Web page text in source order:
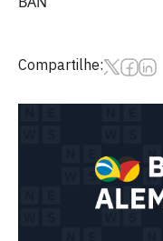
Compartilhe: